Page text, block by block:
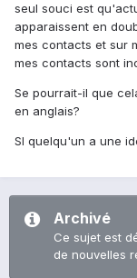
seul souci est
apparaissent en
mes contacts et sur
mes contacts sont
Se pourrait-il que
en anglais?
SI quelqu'un a une
Archivé
Ce sujet est
de nouvelles